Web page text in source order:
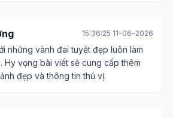
15:36:25 11-06-2026
những vành đai tuyệt đẹp luôn làm
Hy vọng bài viết sẽ cung cấp thêm
đẹp và thông tin thú vị.